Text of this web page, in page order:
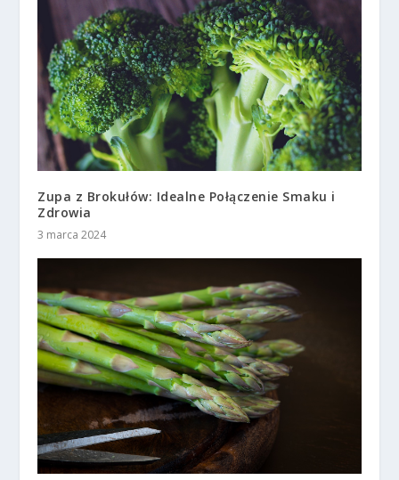
Zupa z Brokułów: Idealne Połączenie Smaku i
Zdrowia
3 marca 2024